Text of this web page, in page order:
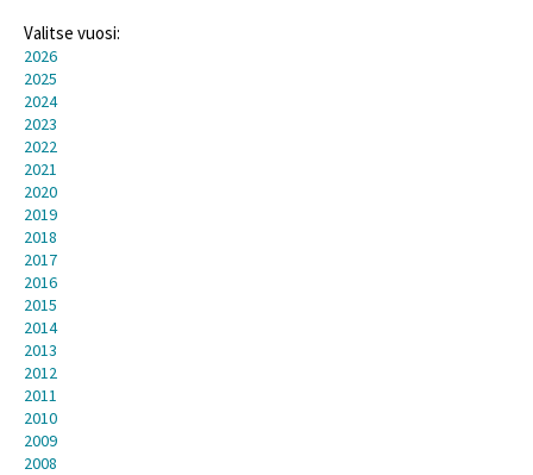
Valitse vuosi:
2026
2025
2024
2023
2022
2021
2020
2019
2018
2017
2016
2015
2014
2013
2012
2011
2010
2009
2008